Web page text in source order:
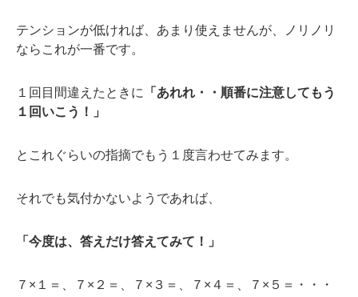
テンションが低ければ、あまり使えませんが、ノリノリ
ならこれが一番です。
１回目間違えたときに
「あれれ・・順番に注意してもう
１回いこう！」
とこれぐらいの指摘でもう１度言わせてみます。
それでも気付かないようであれば、
「今度は、答えだけ答えてみて！」
７×１＝、７×２＝、７×３＝、７×４＝、７×５＝・・・